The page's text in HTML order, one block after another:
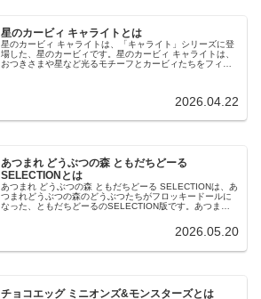
星のカービィ キャライトとは
星のカービィ キャライトは、「キャライト」シリーズに登
場した、星のカービィです。星のカービィ キャライトは、
おつきさまや星など光るモチーフとカービィたちをフィギ
2026.04.22
あつまれ どうぶつの森 ともだちどーる
SELECTIONとは
あつまれ どうぶつの森 ともだちどーる SELECTIONは、あ
つまれどうぶつの森のどうぶつたちがフロッキードールに
なった、ともだちどーるのSELECTION版です。あつまれ
2026.05.20
チョコエッグ ミニオンズ&モンスターズとは